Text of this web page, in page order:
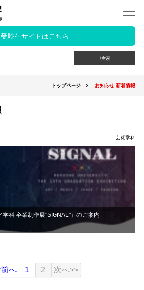
受験生サイトはこちら
トップページ お知らせ 新着情報
芸術学科
学科 卒業制作展"SIGNAL"」のご案内
へ 1 2 次へ>>